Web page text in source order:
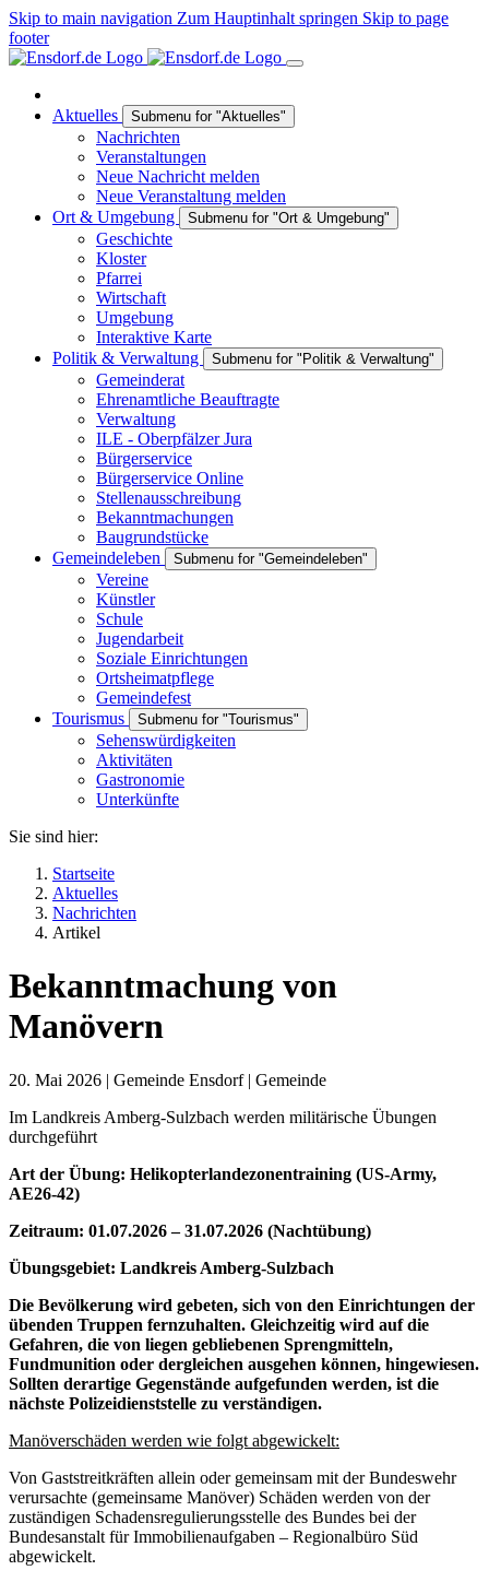
Skip to main navigation Zum Hauptinhalt springen Skip to page
footer
Aktuelles Submenu for "Aktuelles"
Nachrichten
Veranstaltungen
Neue Nachricht melden
Neue Veranstaltung melden
Ort & Umgebung
Submenu for "Ort & Umgebung"
Geschichte
Kloster
Pfarrei
Wirtschaft
Umgebung
Interaktive Karte
Politik & Verwaltung
Submenu for "Politik & Verwaltung"
Gemeinderat
Ehrenamtliche Beauftragte
Verwaltung
ILE - Oberpfälzer Jura
Bürgerservice
Bürgerservice Online
Stellenausschreibung
Bekanntmachungen
Baugrundstücke
Gemeindeleben
Submenu for "Gemeindeleben"
Vereine
Künstler
Schule
Jugendarbeit
Soziale Einrichtungen
Ortsheimatpflege
Gemeindefest
Tourismus
Submenu for "Tourismus"
Sehenswürdigkeiten
Aktivitäten
Gastronomie
Unterkünfte
Sie sind hier:
Startseite
Aktuelles
Nachrichten
Artikel
Bekanntmachung von
Manövern
20. Mai 2026 | Gemeinde Ensdorf | Gemeinde
Im Landkreis Amberg-Sulzbach werden militärische Übungen
durchgeführt
Art der Übung: Helikopterlandezonentraining (US-Army,
AE26-42)
Zeitraum: 01.07.2026 – 31.07.2026 (Nachtübung)
Übungsgebiet: Landkreis Amberg-Sulzbach
Die Bevölkerung wird gebeten, sich von den Einrichtungen der
übenden Truppen fernzuhalten. Gleichzeitig wird auf die
Gefahren, die von liegen gebliebenen Sprengmitteln,
Fundmunition oder dergleichen ausgehen können, hingewiesen.
Sollten derartige Gegenstände aufgefunden werden, ist die
nächste Polizeidienststelle zu verständigen.
Manöverschäden werden wie folgt abgewickelt:
Von Gaststreitkräften allein oder gemeinsam mit der Bundeswehr
verursachte (gemeinsame Manöver) Schäden werden von der
zuständigen Schadensregulierungsstelle des Bundes bei der
Bundesanstalt für Immobilienaufgaben – Regionalbüro Süd
abgewickelt.